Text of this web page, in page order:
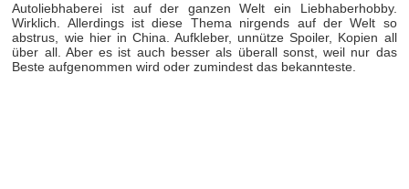
Autoliebhaberei ist auf der ganzen Welt ein Liebhaberhobby.
Wirklich. Allerdings ist diese Thema nirgends auf der Welt so
abstrus, wie hier in China. Aufkleber, unnütze Spoiler, Kopien all
über all. Aber es ist auch besser als überall sonst, weil nur das
Beste aufgenommen wird oder zumindest das bekannteste.